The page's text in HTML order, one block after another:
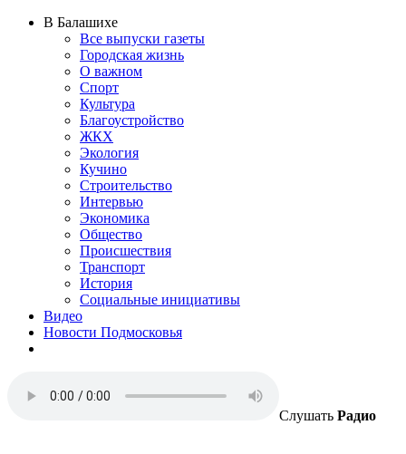
В Балашихе
Все выпуски газеты
Городская жизнь
О важном
Спорт
Культура
Благоустройство
ЖКХ
Экология
Кучино
Строительство
Интервью
Экономика
Общество
Происшествия
Транспорт
История
Социальные инициативы
Видео
Новости Подмосковья
Слушать Радио